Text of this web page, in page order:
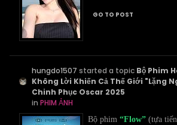
GO TO POST
hungdo1507 started a topic Bộ Phim
Không Lời Khiến Cả Thế Giới "Lặng
Chinh Phục Oscar 2025
inPHIM ẢNH
Bộ phim “Flow” (tựa